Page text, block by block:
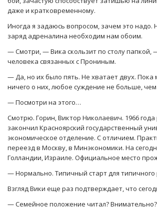
даже и кратковременному.
Иногда я задаюсь вопросом, зачем это надо.
заряд адреналина необходим нам обоим.
— Смотри, — Вика скользит по столу папкой,
человека связанных с Прониным.
— Да, но их было пять. Не хватает двух. Пока
ничего о них, любое суждение не больше,
— Посмотри на этого…
Смотрю. Горин, Виктор Николаевич. 1966
закончил Красноярский государственный
экономическое отделение. С отличием.
переезд в Москву, в Минэкономики. На
Голландии, Израиле. Официальное место
— Нормально. Типичный старт для типичного
Взгляд Вики еще раз подтверждает, что
— Семейное положение читал? Внимательно?